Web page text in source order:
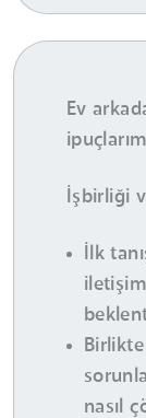
Ev
İşbirliği
İlk
nasıl